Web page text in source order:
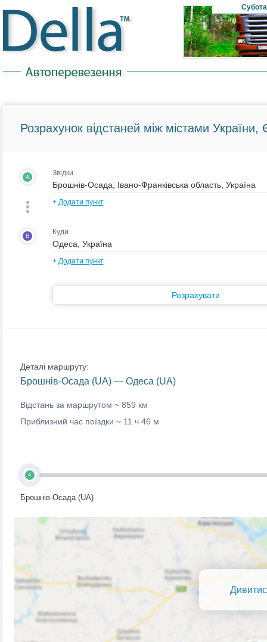
Субота
Розрахунок відстаней між містами України,
A Звідки
+ Додати пункт
B Куди
+ Додати пункт
Розрахувати
Деталі маршруту:
Брошнів-Осада (UA) — Одеса (UA)
Відстань за маршрутом ~ 859 км
Приблизний час поїздки ~ 11 ч 46 м
A
Брошнів-Осада (UA)